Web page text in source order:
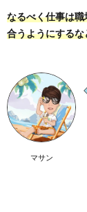
なるべく仕事は
合うようにする
マサン